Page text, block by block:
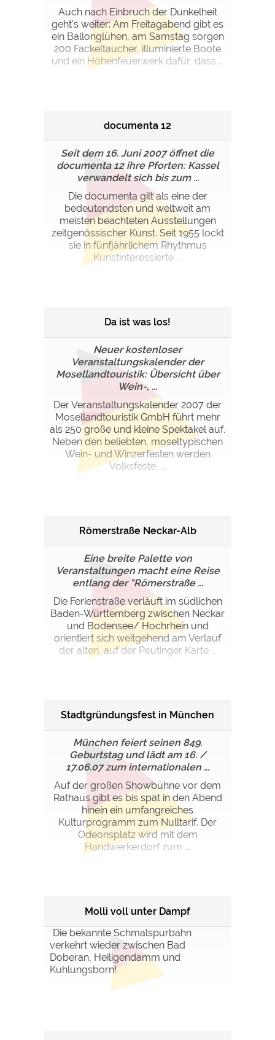
Auch nach Einbruch der Dunkelheit
geht's weiter: Am Freitagabend gibt es
ein Ballonglühen, am Samstag sorgen
200 Fackeltaucher, illuminierte Boote
und ein Höhenfeuerwerk dafür, dass ...
documenta 12
Seit dem 16. Juni 2007 öffnet die
documenta 12 ihre Pforten: Kassel
verwandelt sich bis zum ...
Die documenta gilt als eine der
bedeutendsten und weltweit am
meisten beachteten Ausstellungen
zeitgenössischer Kunst. Seit 1955 lockt
sie in fünfjährlichem Rhythmus
Kunstinteressierte ...
Da ist was los!
Neuer kostenloser
Veranstaltungskalender der
Mosellandtouristik: Übersicht über
Wein-, ...
Der Veranstaltungskalender 2007 der
Mosellandtouristik GmbH führt mehr
als 250 große und kleine Spektakel auf.
Neben den beliebten, moseltypischen
Wein- und Winzerfesten werden
Volksfeste, ...
Römerstraße Neckar-Alb
Eine breite Palette von
Veranstaltungen macht eine Reise
entlang der "Römerstraße ...
Die Ferienstraße verläuft im südlichen
Baden-Württemberg zwischen Neckar
und Bodensee/ Hochrhein und
orientiert sich weitgehend am Verlauf
der alten, auf der Peutinger Karte ...
Stadtgründungsfest in München
München feiert seinen 849.
Geburtstag und lädt am 16. /
17.06.07 zum internationalen ...
Auf der großen Showbühne vor dem
Rathaus gibt es bis spät in den Abend
hinein ein umfangreiches
Kulturprogramm zum Nulltarif. Der
Odeonsplatz wird mit dem
Handwerkerdorf zum ...
Molli voll unter Dampf
Die bekannte Schmalspurbahn
verkehrt wieder zwischen Bad
Doberan, Heiligendamm und
Kühlungsborn!